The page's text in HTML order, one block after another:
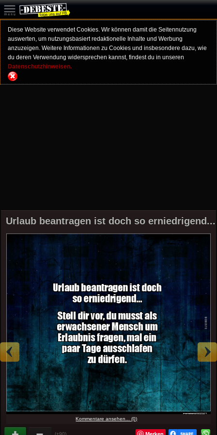
Diese Website verwendet Cookies. Wir können damit die Seitennutzung
auswerten, um nutzungsbasiert redaktionelle Inhalte und Werbung
anzuzeigen. Weitere Informationen zu Cookies und insbesondere dazu, wie
du deren Verwendung widersprechen kannst, findest du in unseren
Datenschutzhinweisen.
Urlaub beantragen ist doch so erniedrigend...
Kommentare ansehen... (0)
(+90)